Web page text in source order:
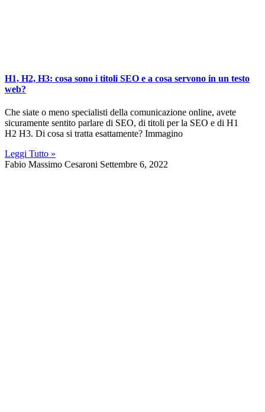
H1, H2, H3: cosa sono i titoli SEO e a cosa servono in un testo
web?
Che siate o meno specialisti della comunicazione online, avete
sicuramente sentito parlare di SEO, di titoli per la SEO e di H1
H2 H3. Di cosa si tratta esattamente? Immagino
Leggi Tutto »
Fabio Massimo Cesaroni Settembre 6, 2022